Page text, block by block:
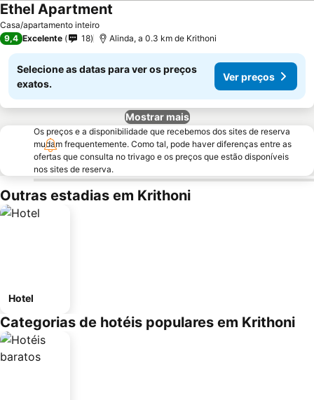
Casa/apartamento inteiro
Ethel Apartment
9,4 Excelente 18 Alinda, a 0.3 km de Krithoni
Selecione as datas para ver os preços
exatos.
Ver preços
Mostrar mais
Os preços e a disponibilidade que recebemos dos sites de reserva
mudam frequentemente. Como tal, pode haver diferenças entre as
ofertas que consulta no trivago e os preços que estão disponíveis
nos sites de reserva.
Outras estadias em Krithoni
Hotel
Categorias de hotéis populares em Krithoni